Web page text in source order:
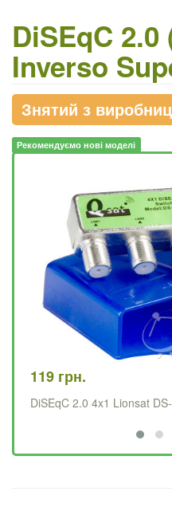
DiSEqC 2.0
Inverso
Знятий з
Рекомендуємо нові моделі
119 грн.
DiSEqC 2.0 4x1 Lionsat